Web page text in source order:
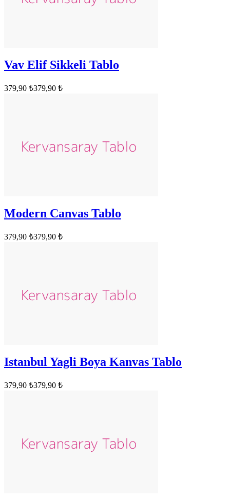
Vav Elif Sikkeli Tablo
379,90 ₺379,90 ₺
Modern Canvas Tablo
379,90 ₺379,90 ₺
Istanbul Yagli Boya Kanvas Tablo
379,90 ₺379,90 ₺